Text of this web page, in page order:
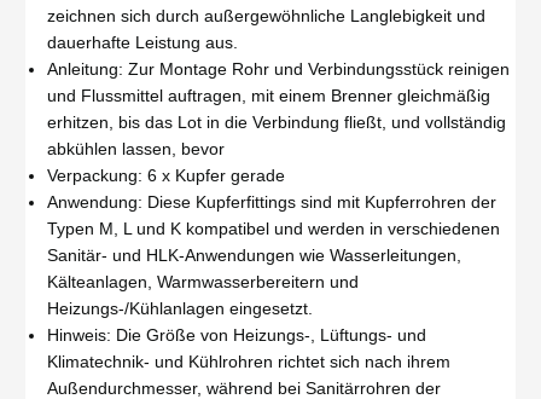
zeichnen sich durch außergewöhnliche Langlebigkeit und
dauerhafte Leistung aus.
Anleitung: Zur Montage Rohr und Verbindungsstück reinigen
und Flussmittel auftragen, mit einem Brenner gleichmäßig
erhitzen, bis das Lot in die Verbindung fließt, und vollständig
abkühlen lassen, bevor
Verpackung: 6 x Kupfer gerade
Anwendung: Diese Kupferfittings sind mit Kupferrohren der
Typen M, L und K kompatibel und werden in verschiedenen
Sanitär- und HLK-Anwendungen wie Wasserleitungen,
Kälteanlagen, Warmwasserbereitern und
Heizungs-/Kühlanlagen eingesetzt.
Hinweis: Die Größe von Heizungs-, Lüftungs- und
Klimatechnik- und Kühlrohren richtet sich nach ihrem
Außendurchmesser, während bei Sanitärrohren der